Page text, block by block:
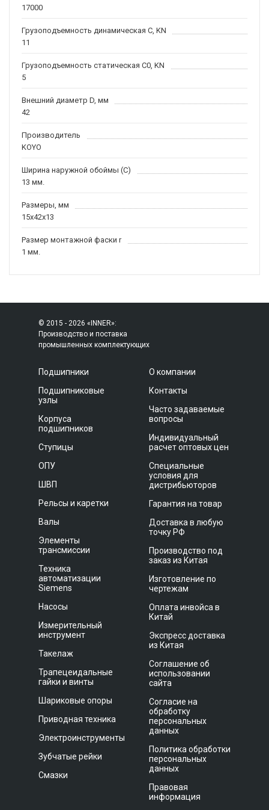
17000
Грузоподъемность динамическая C, KN
11
Грузоподъемность статическая C0, KN
5
Внешний диаметр D, мм
42
Производитель
KOYO
Ширина наружной обоймы (C)
13 мм.
Размеры, мм
15x42x13
Размер монтажной фаски r
1 мм.
© 2015 - 2026 «INNER»:
Производство и поставка
промышленных комплектующих
Подшипники
Подшипниковые
узлы
Корпуса
подшипников
Ступицы
ОПУ
ШВП
Рельсы и каретки
Валы
Элементы
трансмиссии
Техника
автоматизации
Siemens
Насосы
Измерительный
инструмент
Такелаж
Трапецеидальные
гайки и винты
Шариковые опоры
Приводная техника
Электроинструменты
Зубчатые рейки
Смазки
О компании
Контакты
Часто задаваемые
вопросы
Индивидуальный
расчет оптовых цен
Специальные
условия для
дистрибьюторов
Гарантия на товар
Доставка в любую
точку РФ
Производство под
заказ из Китая
Изготовление по
чертежам
Оплата инвойса в
Китай
Экспресс доставка
из Китая
Соглашение об
использовании
сайта
Согласие на
обработку
персональных
данных
Политика обработки
персональных
данных
Правовая
информация